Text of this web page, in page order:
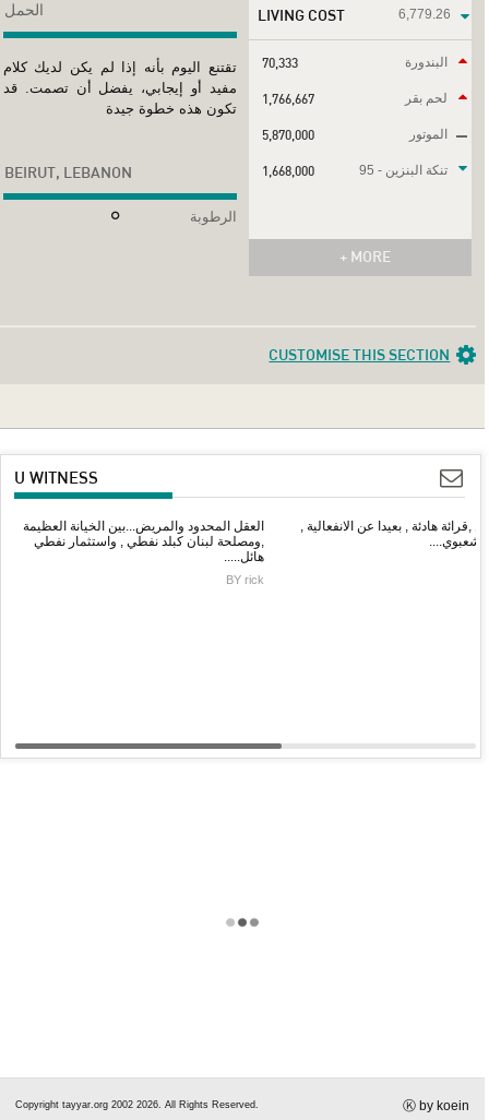
الحمل
تقتنع اليوم بأنه إذا لم يكن لديك كلام
مفيد أو إيجابي، يفضل أن تصمت. قد
تكون هذه خطوة جيدة
BEIRUT, LEBANON
الرطوبة
LIVING COST 6,779.26
البندورة 70,333
لحم بقر 1,766,667
الموتور 5,870,000
تنكة البنزين - 95 1,668,000
+ MORE
CUSTOMISE THIS SECTION
U WITNESS
العقل المحدود والمريض...بين الخيانة العظيمة
,ومصلحة لبنان كبلد نفطي , واستثمار نفطي
هائل.....
BY rick
,قرائة هادئة , بعيدا عن الانفعالية ,
الشعبوي....
Copyright tayyar.org 2002 2026. All Rights Reserved. Ⓚ by koein